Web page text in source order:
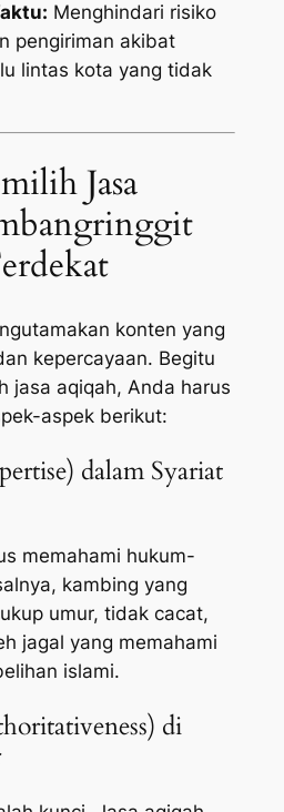
Menghindari risiko
pengiriman akibat
lintas kota yang tidak
Jasa
konten yang
kepercayaan. Begitu
jasa aqiqah, Anda harus
aspek berikut:
dalam Syariat
memahami hukum-
kambing yang
umur, tidak cacat,
jagal yang memahami
islami.
di